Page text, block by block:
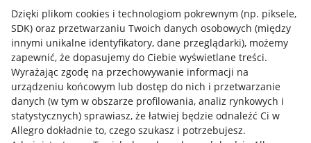
Dzięki plikom cookies i technologiom pokrewnym (np. piksele,
SDK) oraz przetwarzaniu Twoich danych osobowych (między
innymi unikalne identyfikatory, dane przeglądarki), możemy
zapewnić, że dopasujemy do Ciebie wyświetlane treści.
Wyrażając zgodę na przechowywanie informacji na
urządzeniu końcowym lub dostęp do nich i przetwarzanie
danych (w tym w obszarze profilowania, analiz rynkowych i
statystycznych) sprawiasz, że łatwiej będzie odnaleźć Ci w
Allegro dokładnie to, czego szukasz i potrzebujesz.